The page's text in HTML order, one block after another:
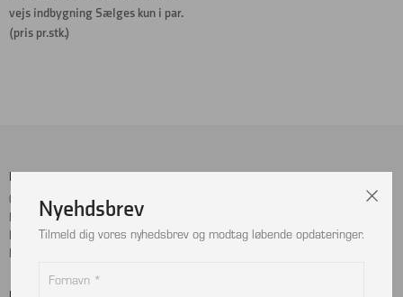
vejs indbygning Sælges kun i par.
(pris pr.stk.)
Menu
Cookie- og privatlivspolitik
Handelsbetingelser
Kontakt
Returnering
Sociale Medier
LinkedIn
Nyehdsbrev
Tilmeld dig vores nyhedsbrev og modtag løbende opdateringer.